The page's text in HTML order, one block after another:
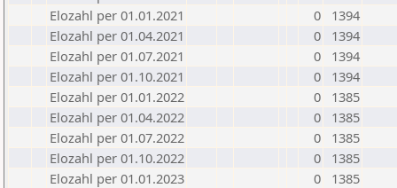
Elozahl per 01.01.2021
0
1394
Elozahl per 01.04.2021
0
1394
Elozahl per 01.07.2021
0
1394
Elozahl per 01.10.2021
0
1394
Elozahl per 01.01.2022
0
1385
Elozahl per 01.04.2022
0
1385
Elozahl per 01.07.2022
0
1385
Elozahl per 01.10.2022
0
1385
Elozahl per 01.01.2023
0
1385